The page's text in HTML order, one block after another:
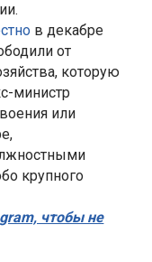
в декабре
от
которую
министр
или
крупного
чтобы не